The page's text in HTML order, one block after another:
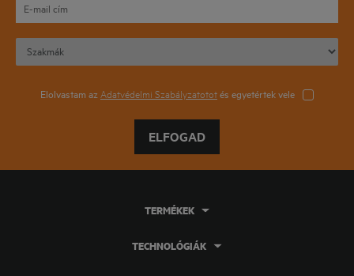
Elolvastam az Adatvédelmi Szabályzatototés egyetértek vele
ELFOGAD
TERMÉKEK
TECHNOLÓGIÁK